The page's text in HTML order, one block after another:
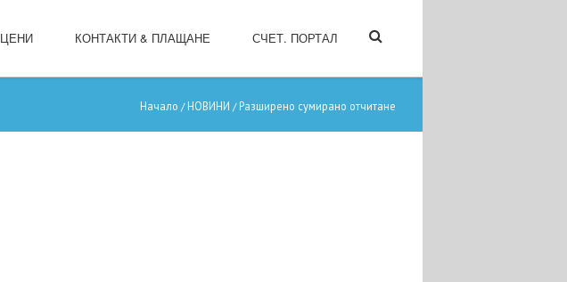
ЦЕНИ КОНТАКТИ & ПЛАЩАНЕ СЧЕТ. ПОРТАЛ
Начало / НОВИНИ / Разширено сумирано отчитане